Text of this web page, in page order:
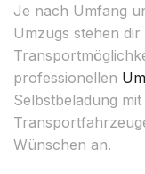
Je nach Umfang
Umzugs stehen
professionellen
Selbstbeladung
Wünschen an.